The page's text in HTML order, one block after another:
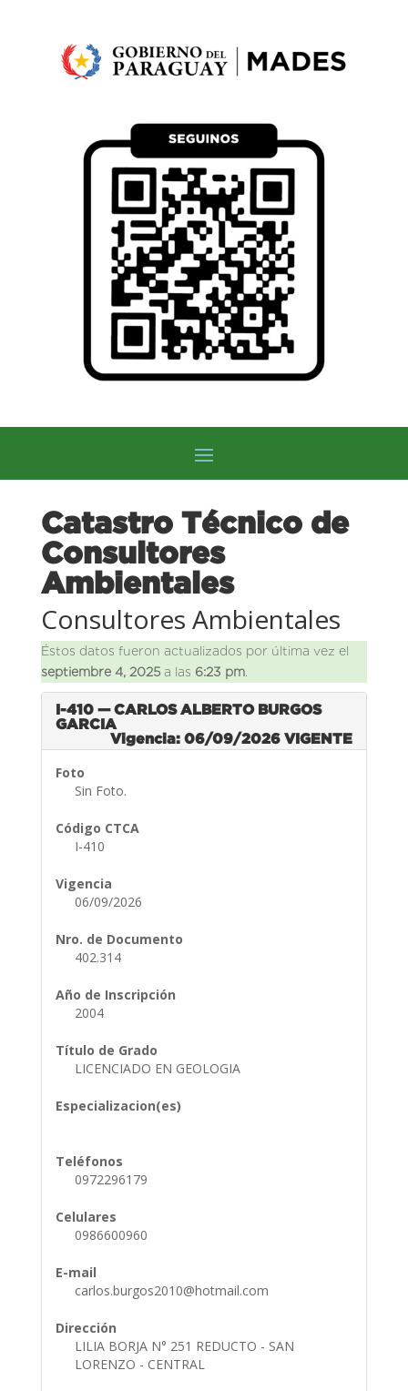
Catastro Técnico de
Consultores
Ambientales
Consultores Ambientales
Éstos datos fueron actualizados por última vez el
septiembre 4, 2025a las 6:23 pm.
I-410 — CARLOS ALBERTO BURGOS
GARCIA
Vigencia: 06/09/2026VIGENTE
Foto
Sin Foto.
Código CTCA
I-410
Vigencia
06/09/2026
Nro. de Documento
402.314
Año de Inscripción
2004
Título de Grado
LICENCIADO EN GEOLOGIA
Especializacion(es)
Teléfonos
0972296179
Celulares
0986600960
E-mail
carlos.burgos2010@hotmail.com
Dirección
LILIA BORJA N° 251 REDUCTO - SAN
LORENZO - CENTRAL